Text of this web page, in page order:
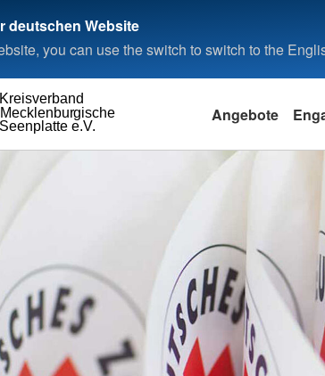
deutschen Website
you can use the switch to switch to the
Seenplatte e.V.
Mecklenburgische
Kreisverband
Angebote